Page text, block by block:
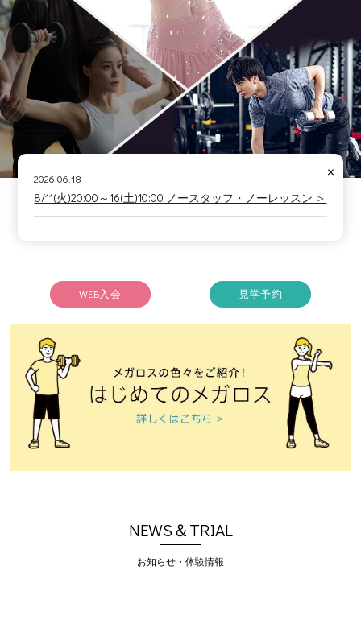
×
2026.06.18
8/11(火)20:00～16(土)10:00 ノースタッフ・ノーレッスン ＞
WEB入会 見学予約
NEWS＆TRIAL
お知らせ・体験情報